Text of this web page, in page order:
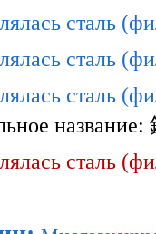
сталь
сталь
сталь
сталь